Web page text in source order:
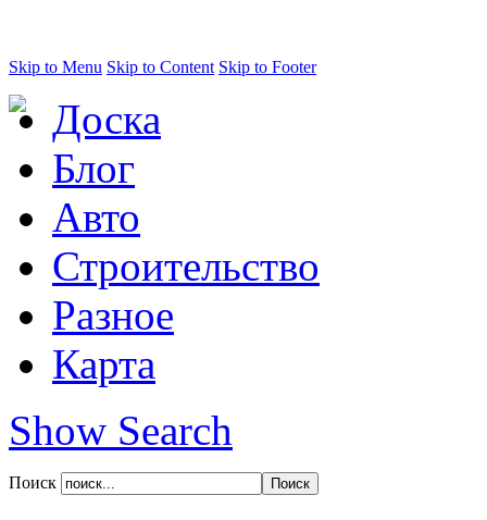
Skip to Menu Skip to Content Skip to Footer
Доска
Блог
Авто
Строительство
Разное
Карта
Show Search
Поиск